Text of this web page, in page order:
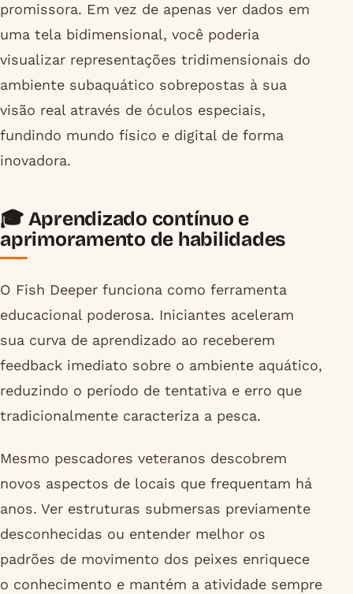
promissora. Em vez de apenas ver dados em
uma tela bidimensional, você poderia
visualizar representações tridimensionais do
ambiente subaquático sobrepostas à sua
visão real através de óculos especiais,
fundindo mundo físico e digital de forma
inovadora.
🎓 Aprendizado contínuo e
aprimoramento de habilidades
O Fish Deeper funciona como ferramenta
educacional poderosa. Iniciantes aceleram
sua curva de aprendizado ao receberem
feedback imediato sobre o ambiente aquático,
reduzindo o período de tentativa e erro que
tradicionalmente caracteriza a pesca.
Mesmo pescadores veteranos descobrem
novos aspectos de locais que frequentam há
anos. Ver estruturas submersas previamente
desconhecidas ou entender melhor os
padrões de movimento dos peixes enriquece
o conhecimento e mantém a atividade sempre